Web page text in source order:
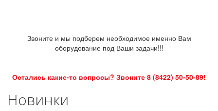
Звоните и мы подберем необходимое именно Вам
оборудование под Ваши задачи!!!
Остались какие-то вопросы? Звоните 8 (8422) 50-50-89!
Новинки